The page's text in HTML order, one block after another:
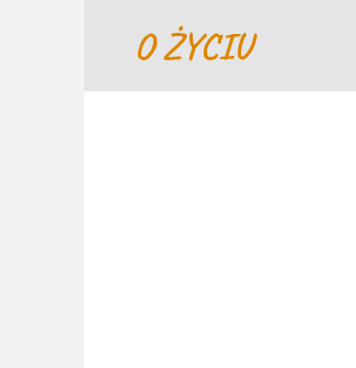
O ŻYCIU